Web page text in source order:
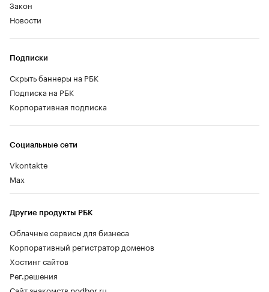
Закон
Новости
Социальные сети
Vkontakte
Max
Другие продукты РБК
Облачные сервисы для бизнеса
Корпоративный регистратор доменов
Хостинг сайтов
Рег.решения
Подписки
Скрыть баннеры на РБК
Подписка на РБК
Корпоративная подписка